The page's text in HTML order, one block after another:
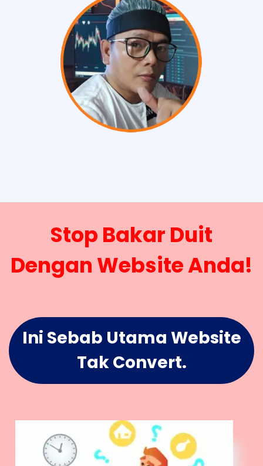
Stop Bakar Duit
Dengan Website Anda!
Ini Sebab Utama Website
Tak Convert.